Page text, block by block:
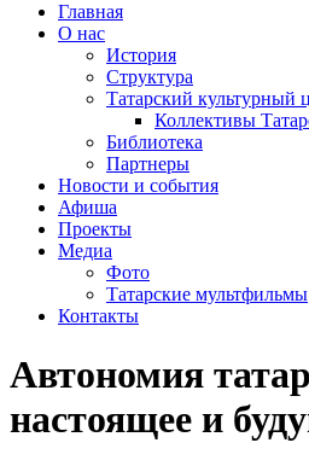
Главная
О нас
История
Структура
Татарский культурный
Коллективы
Библиотека
Партнеры
Новости и события
Афиша
Проекты
Медиа
Фото
Татарские мультфильмы
Контакты
Автономия
настоящее и